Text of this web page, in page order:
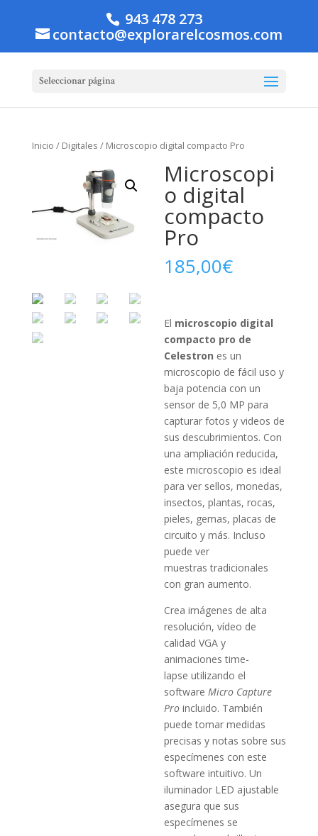
943 478 273
contacto@explorarelcosmos.com
Seleccionar página
Inicio / Digitales / Microscopio digital compacto Pro
Microscopi
o digital
compacto
Pro
185,00€
El microscopio digital
compacto pro de
Celestron es un
microscopio de fácil uso y
baja potencia con un
sensor de 5,0 MP para
capturar fotos y videos de
sus descubrimientos. Con
una ampliación reducida,
este microscopio es ideal
para ver sellos, monedas,
insectos, plantas, rocas,
pieles, gemas, placas de
circuito y más. Incluso
puede ver
muestras tradicionales
con gran aumento.
Crea imágenes de alta
resolución, vídeo de
calidad VGA y
animaciones time-
lapse utilizando el
softwareMicro Capture
Pro incluido. También
puede tomar medidas
precisas y notas sobre sus
especímenes con este
software intuitivo. Un
iluminador LED ajustable
asegura que sus
especímenes se